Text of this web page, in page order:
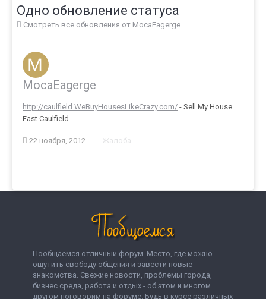
Одно обновление статуса
Смотреть все обновления от MocaEagerge
MocaEagerge
http://caulfield.WeBuyHousesLikeCrazy.com/ - Sell My House
Fast Caulfield
22 ноября, 2012 Жалоба
Пообщаемся отличный форум. Место, где можно
ощутить свободу общения и завести новые
знакомства. Свежие новости, проблемы города,
бизнес среда, работа и отдых - об этом и многом
другом поговорим на форуме. Будь в курсе различных